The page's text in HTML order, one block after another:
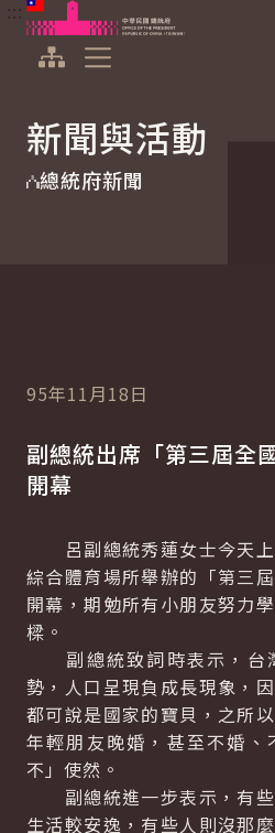
跳到主要內容
中華民國總統府
新聞與活動
總統府新聞
95年11月18日
副總統出席「第三屆全
開幕
呂副總統秀蓮女士今天上
綜合體育場所舉辦的「第三
開幕，期勉所有小朋友努力
樑。
副總統致詞時表示，台
勢，人口呈現負成長現象，
都可說是國家的寶貝，之所
年輕朋友晚婚，甚至不婚、
不」使然。
副總統進一步表示，有些
生活較安逸，有些人則沒那